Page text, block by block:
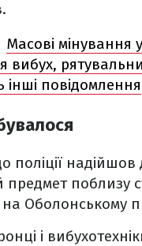
Масові мінування
вибух,
інші повідомлення
поліції надійшов
предмет поблизу
Оболонському
і